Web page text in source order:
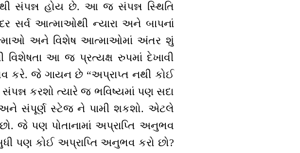
સંપન્ન હોય છે. આ જ સંપન્ન સ્થિતિ
સર્વ આત્માઓથી ન્યારા અને બાપનાં
અને વિશેષ આત્માઓમાં અંતર શું
આ જ પ્રત્યક્ષ રુપમાં દેખાવી
કરે. જે ગાયન છે “અપ્રાપ્ત નથી કોઈ
કરશો ત્યારે જ ભવિષ્યમાં પણ સદા
અને સંપૂર્ણ સ્ટેજ ને પામી શકશો. એટલે
જે પણ પોતાનામાં અપ્રાપ્તિ અનુભવ
પણ કોઈ અપ્રાપ્તિ અનુભવ કરો છો?